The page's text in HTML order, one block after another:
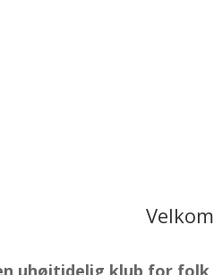
uhøjtidelig klub for